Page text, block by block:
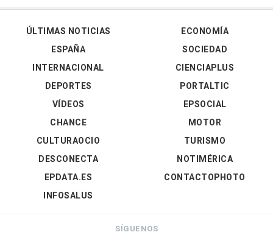
ÚLTIMAS NOTICIAS
ESPAÑA
INTERNACIONAL
DEPORTES
VÍDEOS
ECONOMÍA
SOCIEDAD
CIENCIAPLUS
PORTALTIC
EPSOCIAL
CHANCE
CULTURAOCIO
DESCONECTA
EPDATA.ES
INFOSALUS
MOTOR
TURISMO
NOTIMÉRICA
CONTACTOPHOTO
SÍGUENOS